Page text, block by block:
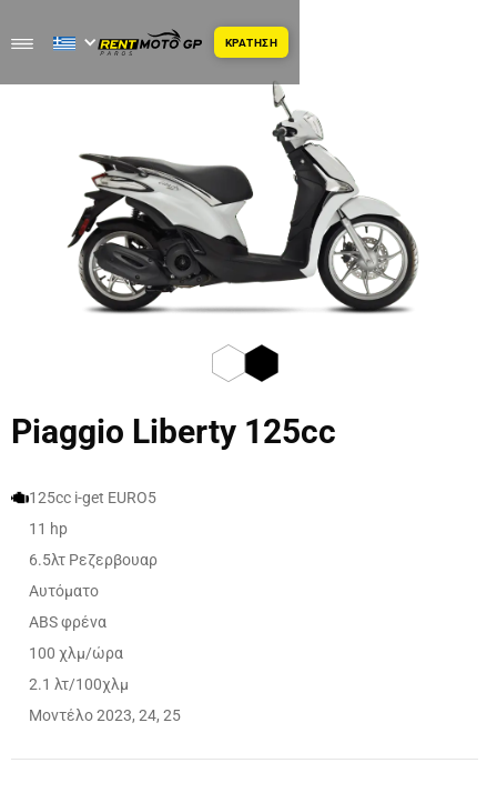
ΚΡΑΤΗΣΗ
Piaggio Liberty 125cc
125cc i-get EURO5
11 hp
6.5λτ Ρεζερβουαρ
Αυτόματο
ABS φρένα
100 χλμ/ώρα
2.1 λτ/100χλμ
Μοντέλο 2023, 24, 25